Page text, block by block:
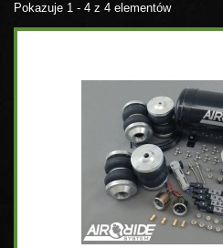
Pokazuje 1 - 4 z 4 elementów